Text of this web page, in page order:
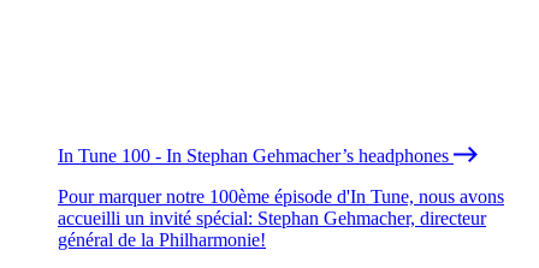
In Tune 100 - In Stephan Gehmacher’s headphones
Pour marquer notre 100ème épisode d'In Tune, nous avons
accueilli un invité spécial: Stephan Gehmacher, directeur
général de la Philharmonie!